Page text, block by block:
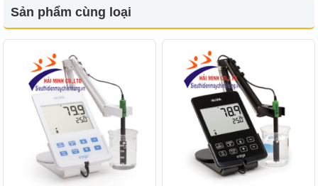
Sản phẩm cùng loại